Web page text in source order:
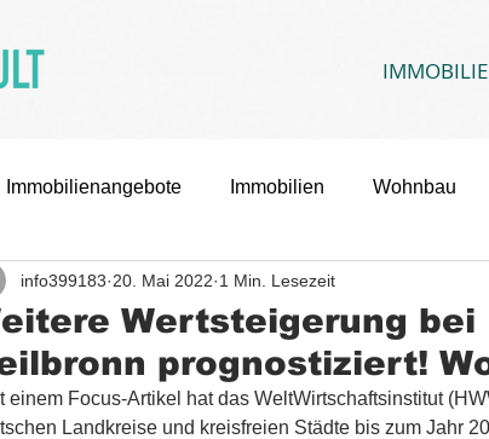
Immobilienangebote Immobilien Wohnbau
Karriere
Wertsteigerung
prognostiziert!
info399183 20. Mai 2022 1 Min. Lesezeit
einem Focus-Artikel hat das WeltWirtschaftsinstitut
Landkreise und kreisfreien Städte bis zum Jahr